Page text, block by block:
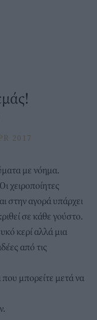
2017
με νόημα.
χειροποίητες
στην αγορά υπάρχει
σε κάθε γούστο.
κερί αλλά μια
από τις
που μπορείτε μετά να